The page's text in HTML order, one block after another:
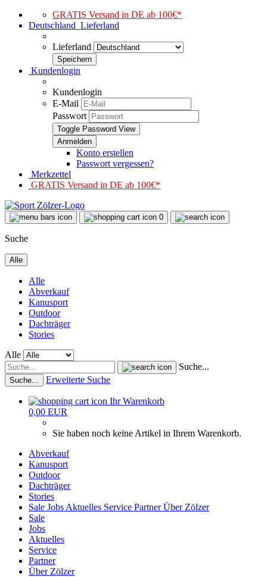
GRATIS Versand in DE ab 100€*
Deutschland Lieferland
Lieferland
Kundenlogin
Kundenlogin
E-Mail
Passwort
Toggle Password View
Konto erstellen
Passwort vergessen?
Merkzettel
GRATIS Versand in DE ab 100€*
0
Suche
Alle
Alle
Abverkauf
Kanusport
Outdoor
Dachträger
Stories
Alle
Suche...
Suche... Erweiterte Suche
Ihr Warenkorb
0,00 EUR
Sie haben noch keine Artikel in Ihrem Warenkorb.
Abverkauf
Kanusport
Outdoor
Dachträger
Stories
Sale Jobs Aktuelles Service PartnerÜber Zölzer
Sale
Jobs
Aktuelles
Service
Partner
Über Zölzer